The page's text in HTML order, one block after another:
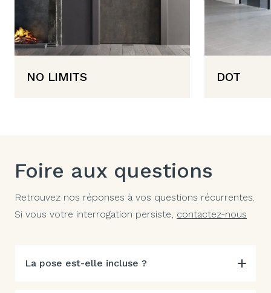
NO LIMITS DOT
Foire aux questions
Retrouvez nos réponses à vos questions récurrentes.
Si vous votre interrogation persiste, contactez-nous
La pose est-elle incluse ?